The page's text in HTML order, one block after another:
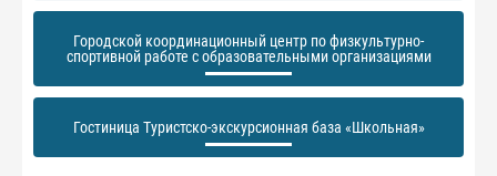
Городской координационный центр по физкультурно-
спортивной работе с образовательными организациями
Гостиница Туристско-экскурсионная база «Школьная»